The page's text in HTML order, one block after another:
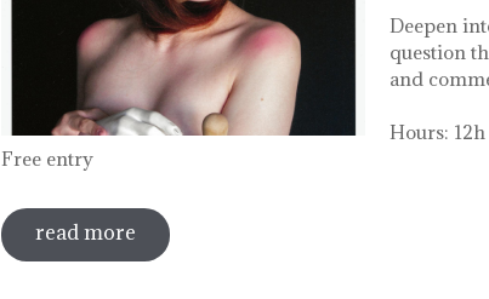
Deepen
question
and
Hours: 12h
Free entry
read more sobre guided tour of the exhibition